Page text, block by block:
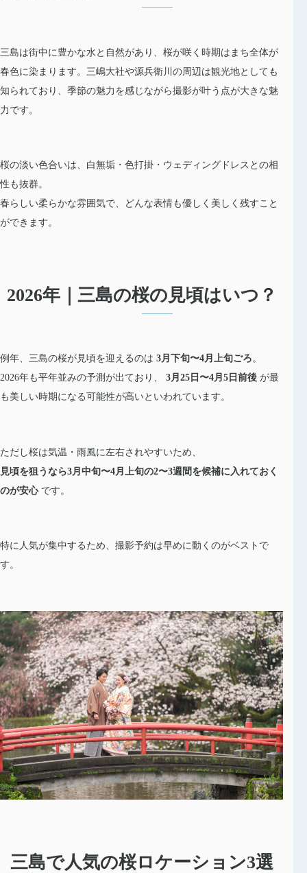
三島は街中に豊かな水と自然があり、桜が咲く時期はまち全体が
春色に染まります。三嶋大社や源兵衛川の周辺は観光地としても
知られており、季節の魅力を感じながら撮影が叶う点が大きな魅
力です。
桜の淡い色合いは、白無垢・色打掛・ウェディングドレスとの相
性も抜群。
春らしい柔らかな雰囲気で、どんな表情も優しく美しく残すこと
ができます。
2026年｜三島の桜の見頃はいつ？
例年、三島の桜が見頃を迎えるのは 3月下旬〜4月上旬ごろ。
2026年も平年並みの予測が出ており、 3月25日〜4月5日前後 が最
も美しい時期になる可能性が高いといわれています。
ただし桜は気温・雨風に左右されやすいため、
見頃を狙うなら3月中旬〜4月上旬の2〜3週間を候補に入れておく
のが安心です。
特に人気が集中するため、撮影予約は早めに動くのがベストで
す。
三島で人気の桜ロケーション3選